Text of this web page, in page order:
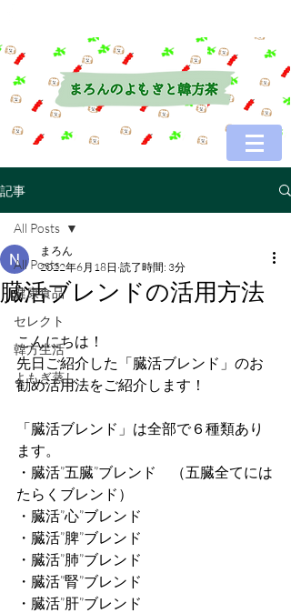
記事
All Posts
健康食品
セレクト
韓方生活
よもぎ蒸し
All Posts
臓活ブレンドの活用方法
まろん
2022年6月18日 読了時間: 3分
こんにちは！
先日ご紹介した「臓活ブレンド」のお
勧め活用法をご紹介します！
「臓活ブレンド」は全部で６種類あり
ます。
・臓活”五臓”ブレンド　（五臓全てには
たらくブレンド）
・臓活”心”ブレンド
・臓活”脾”ブレンド
・臓活”肺”ブレンド
・臓活”腎”ブレンド
・臓活”肝”ブレンド